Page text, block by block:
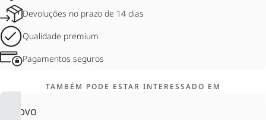
Devoluções no prazo de 14 dias
Qualidade premium
Pagamentos seguros
TAMBÉM PODE ESTAR INTERESSADO EM
NOVO